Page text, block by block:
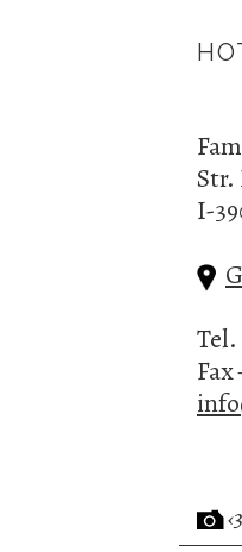
Str.
I-
Tel.
Fax